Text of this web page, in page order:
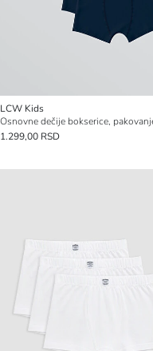
LCW Kids
1.299,00 RSD